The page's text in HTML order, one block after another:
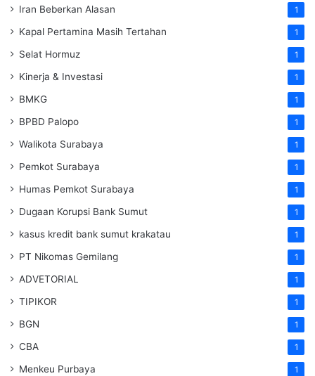
Iran Beberkan Alasan 1
Kapal Pertamina Masih Tertahan 1
Selat Hormuz 1
Kinerja & Investasi 1
BMKG 1
BPBD Palopo 1
Walikota Surabaya 1
Pemkot Surabaya 1
Humas Pemkot Surabaya 1
Dugaan Korupsi Bank Sumut 1
kasus kredit bank sumut krakatau 1
PT Nikomas Gemilang 1
ADVETORIAL 1
TIPIKOR 1
BGN 1
CBA 1
Menkeu Purbaya 1